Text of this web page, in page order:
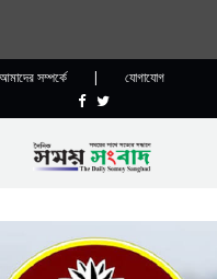
আমাদের সম্পর্কে | যোগাযোগ